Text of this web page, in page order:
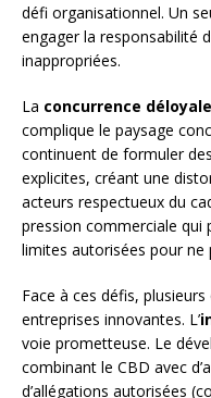
défi organisationnel. Un
engager la responsabilité
inappropriées.
La concurrence déloyale
complique le paysage
continuent de formuler
explicites, créant une
acteurs respectueux du
pression commerciale qui
limites autorisées pour ne
Face à ces défis,
entreprises innovantes. L’
voie prometteuse. Le
combinant le CBD avec
d’allégations autorisées